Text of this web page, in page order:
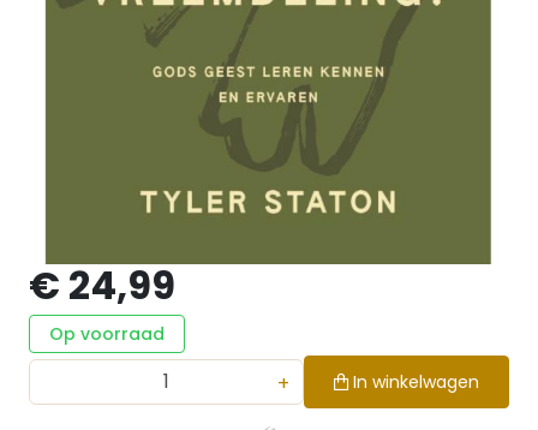
€ 24,99
Op voorraad
+ In winkelwagen